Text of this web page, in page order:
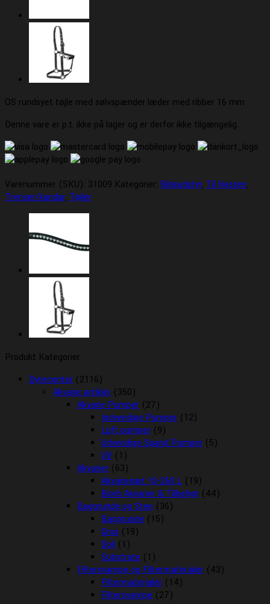
OS rundsyet tøjle med sølvspænder læder med ribber 16 mm
Denne vare er p.t. ikke på lager og er derfor ikke tilgængelig.
Varenummer (SKU): 31009 Kategorier: Rideudstyr, Til Hesten,
Trenser/kandar, Tøjler
Produkt Kategorier
Dyrecenter (2116)
Akvarie artikler (350)
Akvarie Pumper (27)
Indvendige Pumper (12)
Luft pumper (9)
Udvendige Spand Pumper (5)
UV (1)
Akvarier (63)
Akvariesæt 10-260 L (19)
Biorb Akvarier & Tilbehør (44)
Baggrunde og Sten (36)
Baggrunde (15)
Grus (19)
Soil (1)
Substrate (1)
Filtersvampe og Filtermaterialer (43)
Filtermaterialer (14)
Filtersvampe (27)